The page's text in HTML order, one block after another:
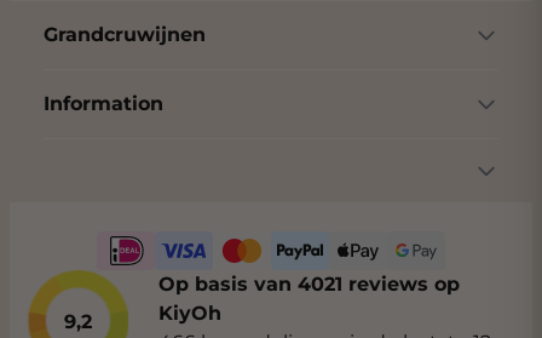
Grandcruwijnen
Information
9,2
Op basis van 4021 reviews op
KiyOh